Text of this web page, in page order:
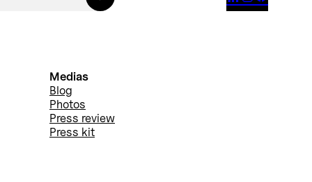
Medias
Blog
Photos
Press review
Press kit